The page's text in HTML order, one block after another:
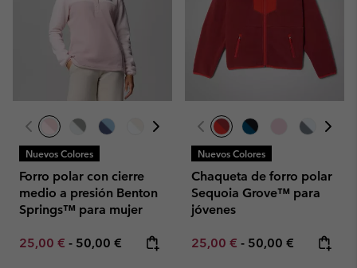
Nuevos Colores
Forro polar con cierre
medio a presión Benton
Springs™ para mujer
Minimum sale price:
25,00 € - Maximum price:
50,00 €
Nuevos Colores
Chaqueta de forro polar
Sequoia Grove™ para
jóvenes
Minimum sale price:
25,00 € - Maximum price:
50,00 €